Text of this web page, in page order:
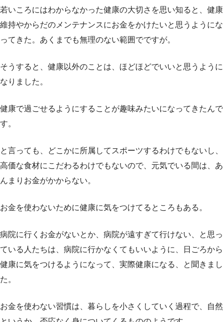
若いころにはわからなかった健康の大切さを思い知ると、健康
維持やからだのメンテナンスにお金をかけたいと思うようにな
ってきた。あくまでも無理のない範囲でですが。
そうすると、健康以外のことは、ほどほどでいいと思うように
なりました。
健康で過ごせるようにすることが趣味みたいになってきたんで
す。
と言っても、どこかに所属してスポーツするわけでもないし、
高価な食材にこだわるわけでもないので、元気でいる間は、あ
んまりお金がかからない。
お金を使わないために健康に気をつけてるところもある。
病院に行くお金がないとか、病院が遠すぎて行けない、と思っ
ている人たちは、病院に行かなくてもいいように、日ごろから
健康に気をつけるようになって、実際健康になる、と聞きまし
た。
お金を使わない習慣は、暮らしを小さくしていく過程で、自然